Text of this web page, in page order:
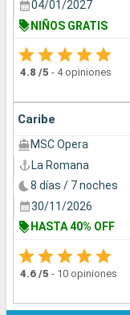
04/01/2027
NIÑOS GRATIS
4.8 /5 - 4 opiniones
Caribe
MSC Opera
La Romana
8 días / 7 noches
30/11/2026
HASTA 40% OFF
4.6 /5 - 10 opiniones